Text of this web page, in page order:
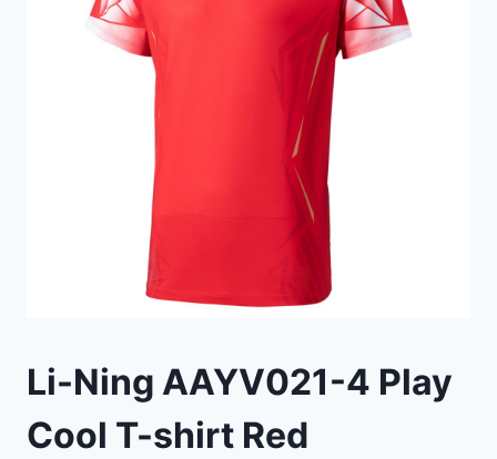
Li-Ning AAYV021-4 Play
Cool T-shirt Red